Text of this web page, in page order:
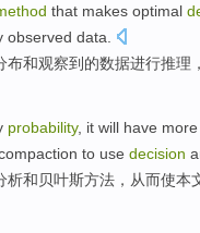
that makes optimal
observed data
布和观察到的数据进行推理，
probability, it will have more
to use decision
析和贝叶斯方法 ，从而使本